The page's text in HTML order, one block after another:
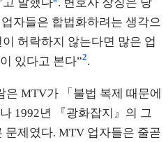
자들은 합법화하려는 생각으
허락하지 않는다면 많은 업
있다고 본다”2.
은 MTV가 「불법 복제 때문에
1992년 『광화잡지』의 그
문제였다. MTV 업자들은 줄곧